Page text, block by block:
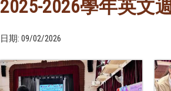
2025-2026學年英文
日期: 09/02/2026